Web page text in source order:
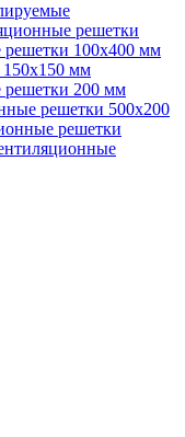
решетки
100х400 мм
мм
200 мм
решетки 500х200
решетки